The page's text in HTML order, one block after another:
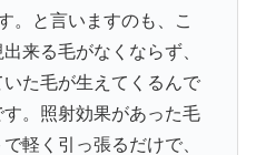
。と言いますのも、こ
来る毛がなくならず、
た毛が生えてくるんで
。照射効果があった毛
軽く引っ張るだけで、